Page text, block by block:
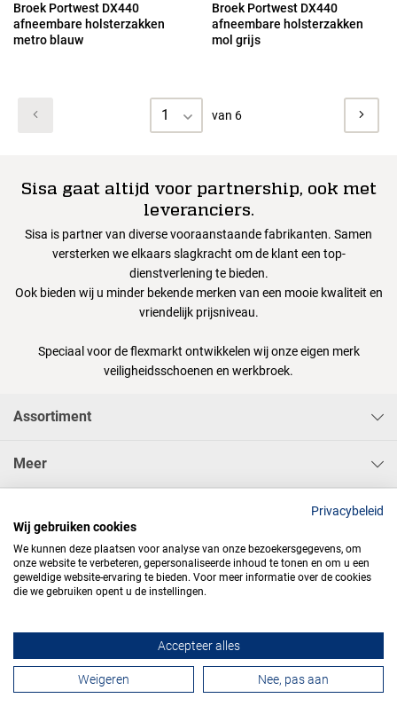
Broek Portwest DX440
afneembare holsterzakken
metro blauw
Broek Portwest DX440
afneembare holsterzakken
mol grijs
1 van 6
Sisa gaat altijd voor partnership, ook met
leveranciers.
Sisa is partner van diverse vooraanstaande fabrikanten. Samen
versterken we elkaars slagkracht om de klant een top-
dienstverlening te bieden.
Ook bieden wij u minder bekende merken van een mooie kwaliteit en
vriendelijk prijsniveau.
Speciaal voor de flexmarkt ontwikkelen wij onze eigen merk
veiligheidsschoenen en werkbroek.
Assortiment
Meer
Algemene voorwaarden Privacy Webdesign
Contactformulier
Privacybeleid
Wij gebruiken cookies
We kunnen deze plaatsen voor analyse van onze bezoekersgegevens, om
onze website te verbeteren, gepersonaliseerde inhoud te tonen en om u een
geweldige website-ervaring te bieden. Voor meer informatie over de cookies
die we gebruiken opent u de instellingen.
Accepteer alles
Weigeren Nee, pas aan